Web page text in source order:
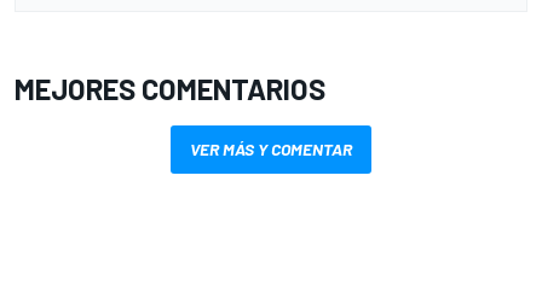
MEJORES COMENTARIOS
VER MÁS Y COMENTAR